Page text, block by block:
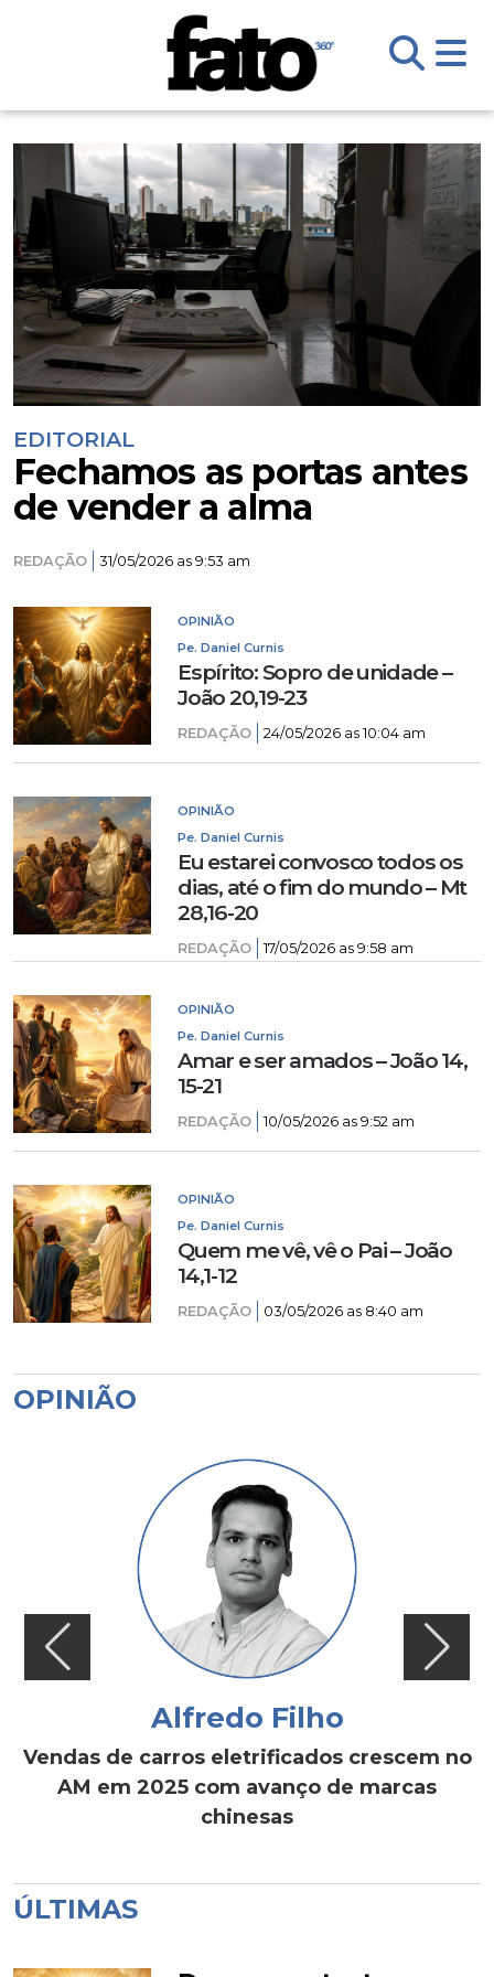
EDITORIAL
Fechamos as portas antes
de vender a alma
REDAÇÃO 31/05/2026 as 9:53 am
OPINIÃO
Pe. Daniel Curnis
Espírito: Sopro de unidade –
João 20,19-23
REDAÇÃO 24/05/2026 as 10:04 am
OPINIÃO
Pe. Daniel Curnis
Eu estarei convosco todos os
dias, até o fim do mundo – Mt
28,16-20
REDAÇÃO 17/05/2026 as 9:58 am
OPINIÃO
Pe. Daniel Curnis
Amar e ser amados – João 14,
15-21
REDAÇÃO 10/05/2026 as 9:52 am
OPINIÃO
Pe. Daniel Curnis
Quem me vê, vê o Pai – João
14,1-12
REDAÇÃO 03/05/2026 as 8:40 am
OPINIÃO
Alfredo Filho
Vendas de carros eletrificados crescem no
AM em 2025 com avanço de marcas
chinesas
ÚLTIMAS